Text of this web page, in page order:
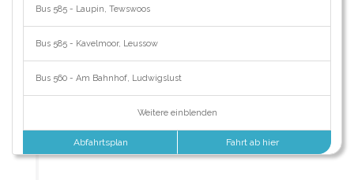
Bus 585 - Laupin, Tewswoos
Bus 585 - Kavelmoor, Leussow
Bus 560 - Am Bahnhof, Ludwigslust
Weitere einblenden
Abfahrtsplan Fahrt ab hier